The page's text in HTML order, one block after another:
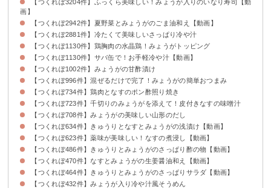
【つくれぽ3204件】ふっくら美味しい！みょうが入りのいなり寿司【動
画】
【つくれぽ2942件】夏野菜とみょうがのごま油和え【動画】
【つくれぽ2881件】冷たくて美味しいさっぱり冷や汁
【つくれぽ1130件】鶏胸肉の水晶鶏！みょうがトッピング
【つくれぽ1130件】サバ缶で！お手軽冷や汁【動画】
【つくれぽ1002件】みょうがの甘酢漬け
【つくれぽ996件】混ぜるだけで完了！みょうがの簡単おつまみ
【つくれぽ734件】鶏肉となすのポン酢照り焼き
【つくれぽ723件】千切りのみょうがを添えて！皮付きなすの味噌汁
【つくれぽ708件】みょうがの美味しい山形のだし
【つくれぽ634件】きゅうりとなすとみょうがの浅漬け【動画】
【つくれぽ623件】薬味が美味しい！なすの煮浸し【動画】
【つくれぽ486件】きゅうりとみょうがのさっぱり酢の物【動画】
【つくれぽ470件】なすとみょうがの生姜醤油和え【動画】
【つくれぽ464件】きゅうりとみょうがのさっぱりサラダ【動画】
【つくれぽ432件】みょうが入り冷や汁風そうめん